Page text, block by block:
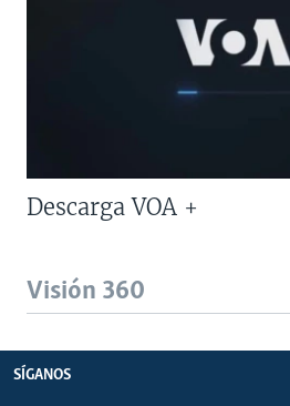
Descarga VOA +
Visión 360
SÍGANOS